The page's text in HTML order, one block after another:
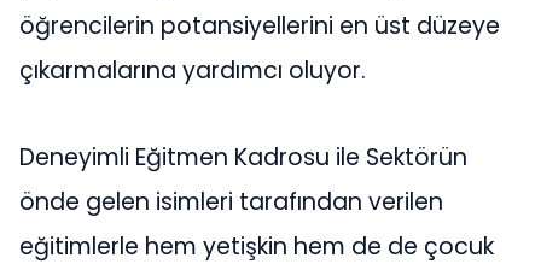
öğrencilerin potansiyellerini en üst düzeye
çıkarmalarına yardımcı oluyor.
Deneyimli Eğitmen Kadrosu ile Sektörün
önde gelen isimleri tarafından verilen
eğitimlerle hem yetişkin hem de de çocuk